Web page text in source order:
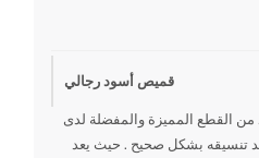
قميص أسود رجالي
القطع المميزة والمفضلة لدى
تنسيقه بشكل صحيح . حيث يعد